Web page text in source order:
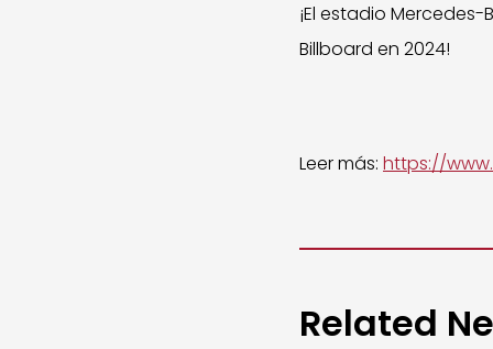
¡El estadio
Billboard en 2024!
Leer más: https://
Related